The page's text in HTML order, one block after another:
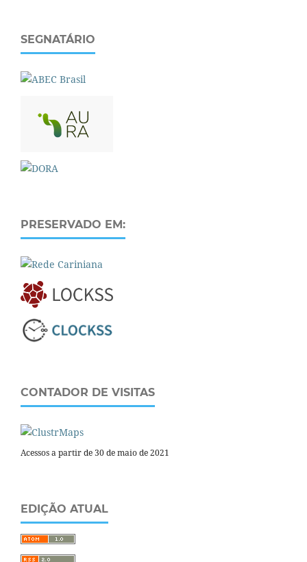
SEGNATÁRIO
PRESERVADO EM:
CONTADOR DE VISITAS
Acessos a partir de 30 de maio de 2021
EDIÇÃO ATUAL